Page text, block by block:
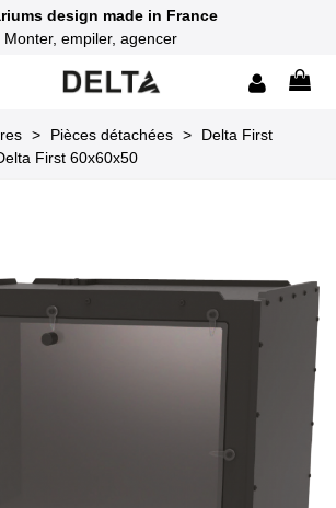
design made in France
Monter, empiler, agencer
> Pièces détachées >
Delta First
First 60x60x50